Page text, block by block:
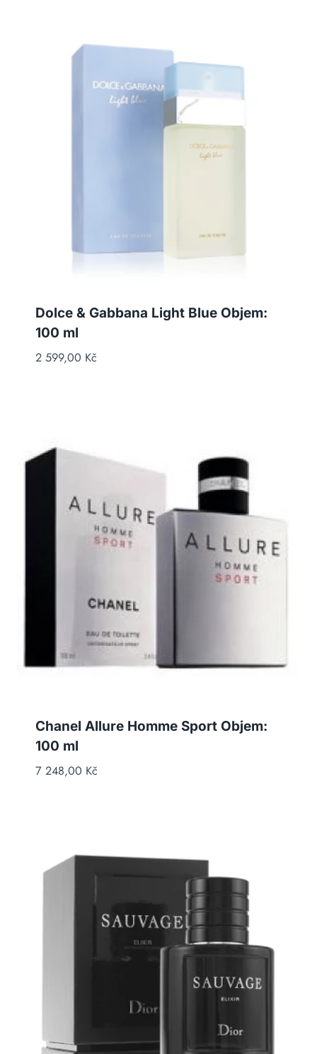
Dolce & Gabbana Light Blue Objem:
100 ml
2 599,00 Kč
Chanel Allure Homme Sport Objem:
100 ml
7 248,00 Kč